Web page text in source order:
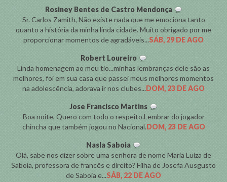
Rosiney Bentes de Castro Mendonça
Sr. Carlos Zamith, Não existe nada que me emociona tanto
quanto a história da minha linda cidade. Muito obrigado por me
proporcionar momentos de agradáveis...SÁB, 29 DE AGO
Robert Loureiro
Linda homenagem ao meu tio...minhas lembranças dele são as
melhores, foi em sua casa que passei meus melhores momentos
na adolescência, adorava ir nos clubes...DOM, 23 DE AGO
Jose Francisco Martins
Boa noite, Quero com todo o respeito.Lembrar do jogador
chincha que também jogou no Nacional.DOM, 23 DE AGO
Nasla Saboia
Olá, sabe nos dizer sobre uma senhora de nome Maria Luiza de
Saboia, professora de francês e direito? Filha de Josefa Ausgusto
de Saboia e...SÁB, 22 DE AGO